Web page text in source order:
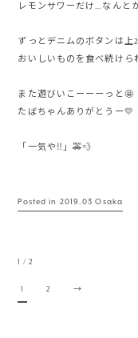
レモンサワーだけ…なんと
ずっとデニムのボタンは上
おいしいものを食べ続けら
また遊びいこーーーっと🤩
たばちゃんありがとうー💛
「一気や‼️」🚕💨
Posted in 2019.03 Osaka
1 / 2
1 2 →